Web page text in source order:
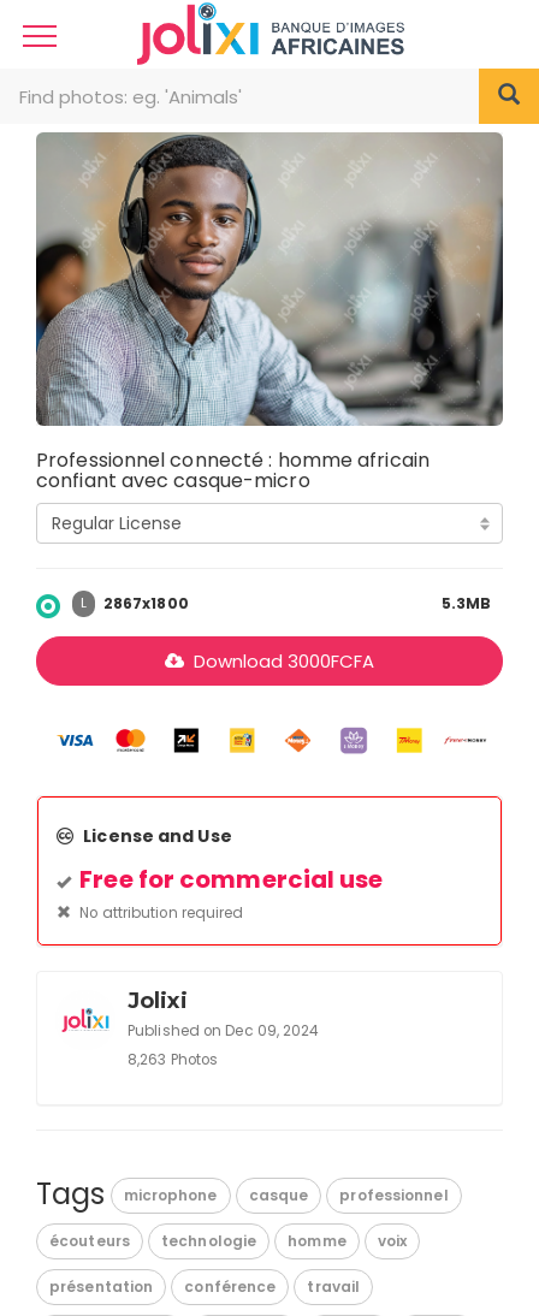
Professionnel connecté : homme africain
confiant avec casque-micro
L 2867x1800 5.3MB
Download 3000FCFA
License and Use
Free for commercial use
No attribution required
Jolixi
Published on Dec 09, 2024
8,263 Photos
Tags microphone casque professionnel
écouteurs technologie homme voix
présentation conférence travail